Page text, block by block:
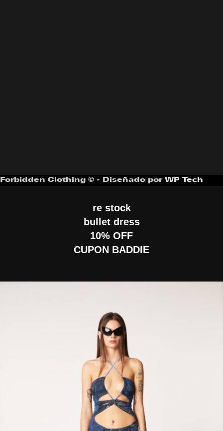
Forbidden Clothing © - Diseñado por WP Tech
re stock
bullet dress
10% OFF
CUPON BADDIE